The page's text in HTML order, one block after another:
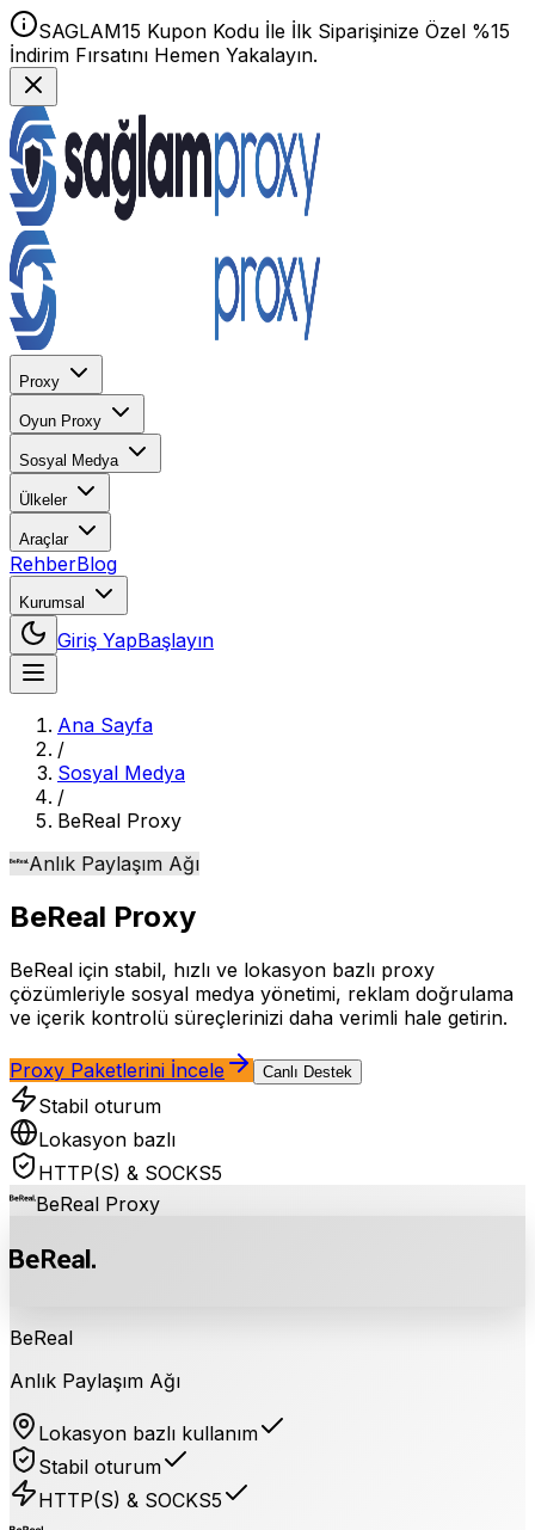
SAGLAM15 Kupon Kodu İle İlk Siparişinize Özel %15
İndirim Fırsatını Hemen Yakalayın.
Proxy
Oyun Proxy
Sosyal Medya
Ülkeler
Araçlar
RehberBlog
Kurumsal
Giriş YapBaşlayın
Ana Sayfa
/
Sosyal Medya
/
BeReal Proxy
Anlık Paylaşım Ağı
BeReal Proxy
BeReal için stabil, hızlı ve lokasyon bazlı proxy
çözümleriyle sosyal medya yönetimi, reklam doğrulama
ve içerik kontrolü süreçlerinizi daha verimli hale getirin.
Proxy Paketlerini İncele Canlı Destek
Stabil oturum
Lokasyon bazlı
HTTP(S) & SOCKS5
BeReal Proxy
BeReal
Anlık Paylaşım Ağı
Lokasyon bazlı kullanım
Stabil oturum
HTTP(S) & SOCKS5